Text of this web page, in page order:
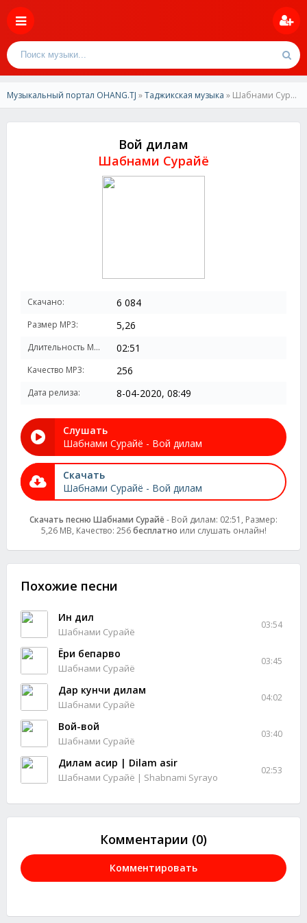
Музыкальный портал OHANG.TJ »Таджикская музыка » Шабнами Сурайё-Вой дилам
Вой дилам
Шабнами Сурайё
Скачано: 6 084
Размер MP3: 5,26
Длительность MP3: 02:51
Качество MP3: 256
Дата релиза: 8-04-2020, 08:49
Слушать
Шабнами Сурайё - Вой дилам
Скачать
Шабнами Сурайё - Вой дилам
Скачать песню Шабнами Сурайё- Вой дилам: 02:51, Размер:
5,26 MB, Качество: 256бесплатно или слушать онлайн!
Похожие песни
Ин дил
Шабнами Сурайё
03:54
Ёри бепарво
Шабнами Сурайё
03:45
Дар кунчи дилам
Шабнами Сурайё
04:02
Вой-вой
Шабнами Сурайё
03:40
Дилам асир | Dilam asir
Шабнами Сурайё | Shabnami Syrayo
02:53
Комментарии (0)
Комментировать